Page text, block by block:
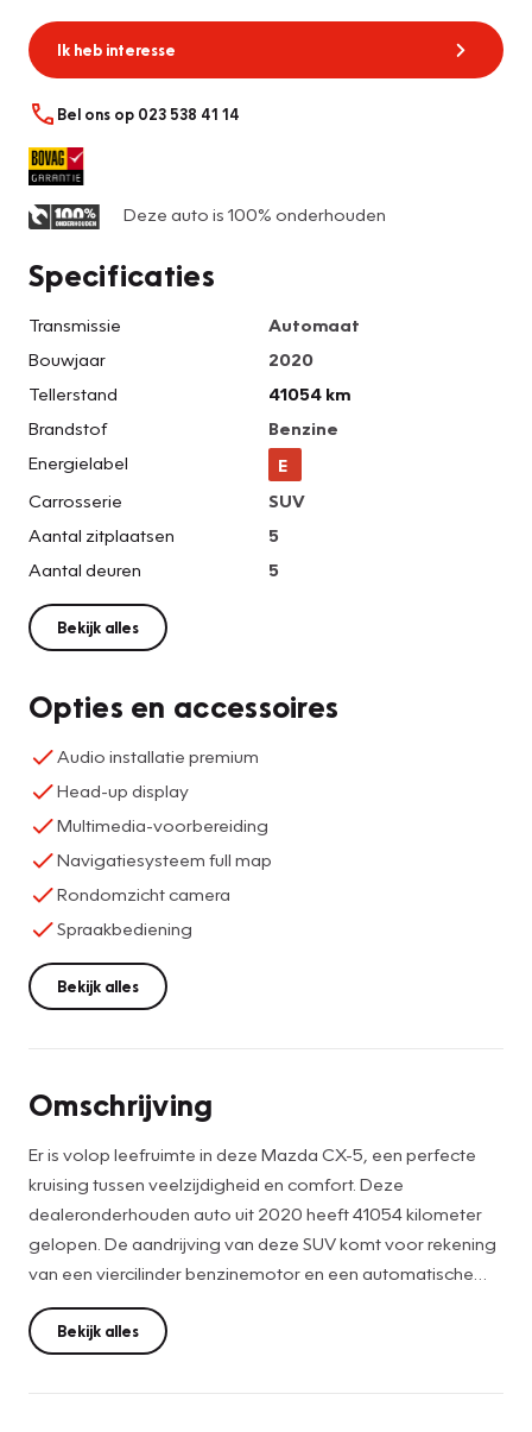
Ik heb interesse
Bel ons op 023 538 41 14
Deze auto is 100% onderhouden
Specificaties
Transmissie
Automaat
Bouwjaar
2020
Tellerstand
41054 km
Brandstof
Benzine
Energielabel
E
Carrosserie
SUV
Aantal zitplaatsen
5
Aantal deuren
5
Bekijk alles
Opties en accessoires
Audio installatie premium
Head-up display
Multimedia-voorbereiding
Navigatiesysteem full map
Rondomzicht camera
Spraakbediening
Bekijk alles
Omschrijving
Er is volop leefruimte in deze Mazda CX-5, een perfecte
kruising tussen veelzijdigheid en comfort. Deze
dealeronderhouden auto uit 2020 heeft 41054 kilometer
gelopen. De aandrijving van deze SUV komt voor rekening
van een viercilinder benzinemotor en een automatische
transmissie. Dankzij de stoelverwarming heeft u in deze
auto nooit meer last van een koude rug of koude benen.
Niet alleen u, maar ook uw passagiers zitten goed, dankzij
Bekijk alles